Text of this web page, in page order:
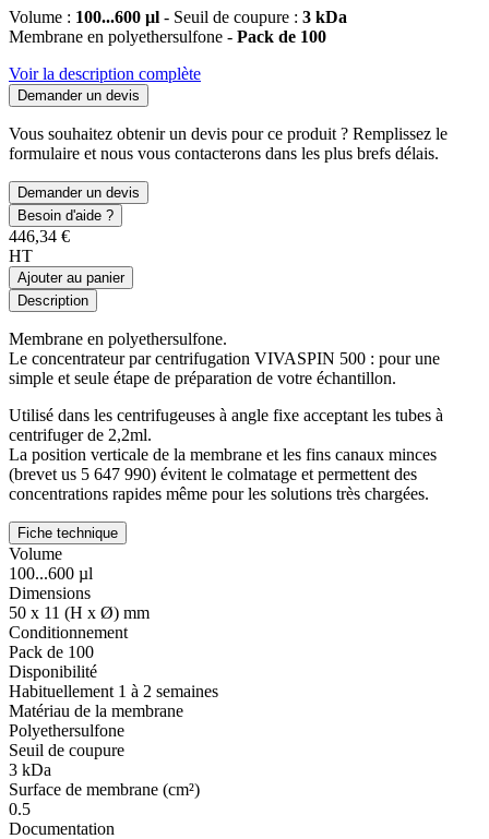
Volume : 100...600 µl - Seuil de coupure : 3 kDa
Membrane en polyethersulfone - Pack de 100
Voir la description complète
Demander un devis
Vous souhaitez obtenir un devis pour ce produit ? Remplissez le
formulaire et nous vous contacterons dans les plus brefs délais.
Demander un devis
Besoin d'aide ?
446,34 €
HT
Ajouter au panier
Description
Membrane en polyethersulfone.
Le concentrateur par centrifugation VIVASPIN 500 : pour une
simple et seule étape de préparation de votre échantillon.
Utilisé dans les centrifugeuses à angle fixe acceptant les tubes à
centrifuger de 2,2ml.
La position verticale de la membrane et les fins canaux minces
(brevet us 5 647 990) évitent le colmatage et permettent des
concentrations rapides même pour les solutions très chargées.
Fiche technique
Volume
100...600 µl
Dimensions
50 x 11 (H x Ø) mm
Conditionnement
Pack de 100
Disponibilité
Habituellement 1 à 2 semaines
Matériau de la membrane
Polyethersulfone
Seuil de coupure
3 kDa
Surface de membrane (cm²)
0.5
Documentation